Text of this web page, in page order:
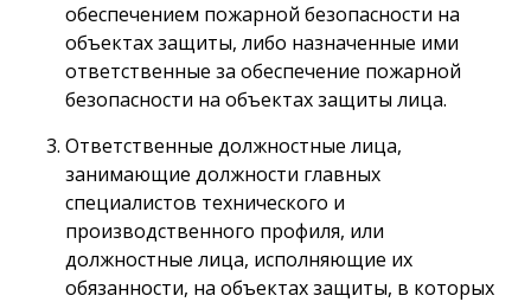
обеспечением пожарной безопасности на
объектах защиты, либо назначенные ими
ответственные за обеспечение пожарной
безопасности на объектах защиты лица.
Ответственные должностные лица,
занимающие должности главных
специалистов технического и
производственного профиля, или
должностные лица, исполняющие их
обязанности, на объектах защиты, в которых